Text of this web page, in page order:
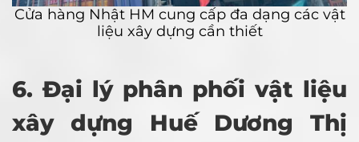
Cửa hàng Nhật HM cung cấp đa dạng các vật
liệu xây dựng cần thiết
6. Đại lý phân phối vật liệu
xây dựng Huế Dương Thị